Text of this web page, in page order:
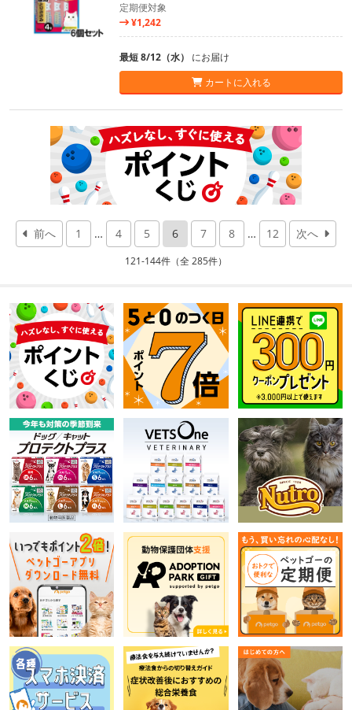
定期便対象
¥1,242
最短 8/12（水） にお届け
カートに入れる
前へ 1 … 4 5 6 7 8 … 12 次へ
121-144件（全 285件）